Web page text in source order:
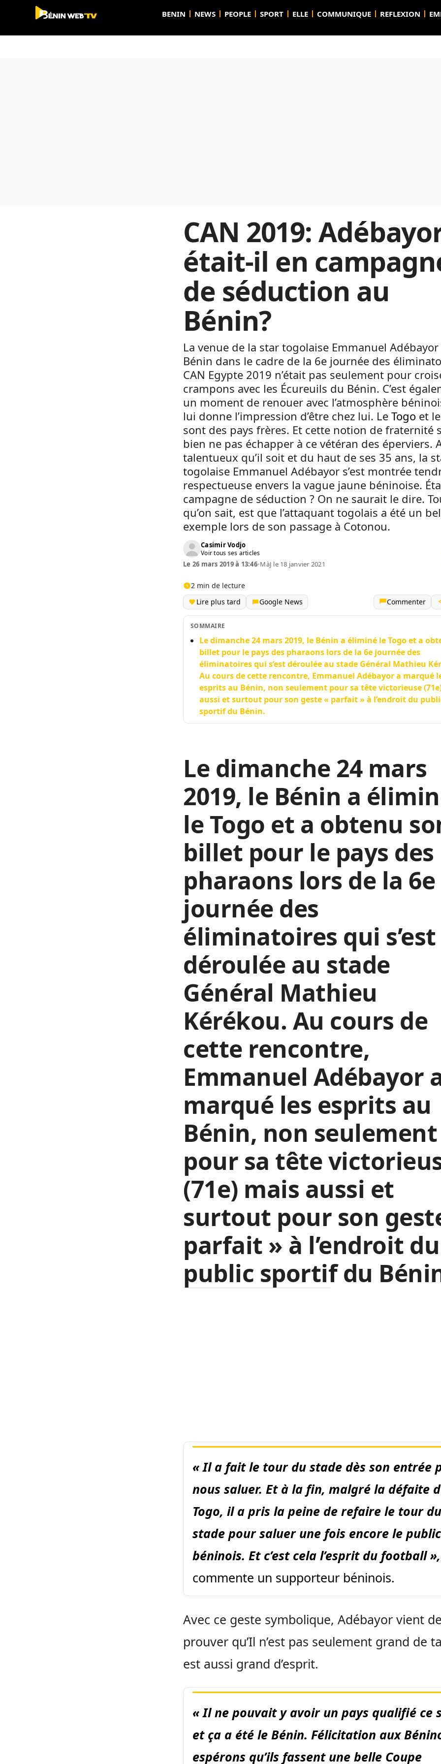
BENIN NEWS PEOPLE SPORT ELLE COMMUNIQUE REFLEXION
CAN 2019:
était-il en
de séduction au
Bénin?
La venue de la star togolaise Emmanuel Adébayor
Bénin dans le cadre de la 6e journée des
CAN Egypte 2019 n’était pas seulement pour
crampons avec les Écureuils du Bénin. C’est
un moment de renouer avec l’atmosphère
lui donne l’impression d’être chez lui. Le Togo et
sont des pays frères. Et cette notion de fraternité
bien ne pas échapper à ce vétéran des éperviers.
talentueux qu’il soit et du haut de ses 35 ans, la
togolaise Emmanuel Adébayor s’est montrée
respectueuse envers la vague jaune béninoise.
campagne de séduction ? On ne saurait le dire.
qu’on sait, est que l’attaquant togolais a été un bel
exemple lors de son passage à Cotonou.
Casimir Vodjo
Voir tous ses articles
Le 26 mars 2019 à 13:46•MàJ le 18 janvier 2021
2 min de lecture
Lire plus tard
Google News Commenter
SOMMAIRE
Le dimanche 24 mars 2019, le Bénin a éliminé le Togo et a
billet pour le pays des pharaons lors de la 6e journée des
éliminatoires qui s’est déroulée au stade Général Mathieu
Au cours de cette rencontre, Emmanuel Adébayor a marqué
esprits au Bénin, non seulement pour sa tête victorieuse
aussi et surtout pour son geste « parfait » à l’endroit du
sportif du Bénin.
Le dimanche 24 mars
2019, le Bénin a
le Togo et a obtenu
billet pour le pays des
pharaons lors de la 6e
journée des
éliminatoires qui s’est
déroulée au stade
Général Mathieu
Kérékou. Au cours de
cette rencontre,
Emmanuel Adébayor
marqué les esprits au
Bénin, non seulement
pour sa tête
(71e) mais aussi et
surtout pour son
parfait » à l’endroit du
public sportif du
« Il a fait le tour du stade dès son entrée
nous saluer. Et à la fin, malgré la défaite
Togo, il a pris la peine de refaire le tour du
stade pour saluer une fois encore le public
béninois. Et c’est cela l’esprit du football »,
commente un supporteur béninois.
Avec ce geste symbolique, Adébayor vient de
prouver qu’Il n’est pas seulement grand de
est aussi grand d’esprit.
« Il ne pouvait y avoir un pays qualifié ce
et ça a été le Bénin. Félicitation aux
espérons qu’ils fassent une belle Coupe